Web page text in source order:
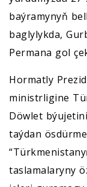
baýramynyň
baglylykda,
Permana gol
Hormatly
ministrligine
Döwlet
taýdan
taslamalaryny